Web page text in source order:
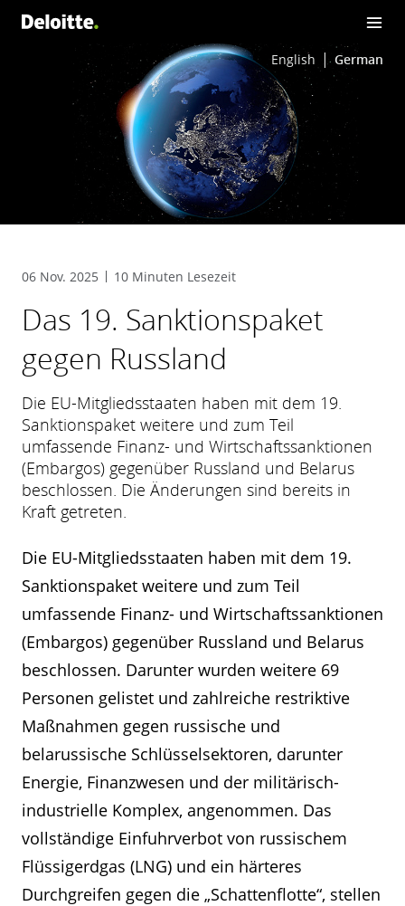
English German
06 Nov. 2025 10 Minuten Lesezeit
Das 19. Sanktionspaket
gegen Russland
Die EU-Mitgliedsstaaten haben mit dem 19.
Sanktionspaket weitere und zum Teil
umfassende Finanz- und Wirtschaftssanktionen
(Embargos) gegenüber Russland und Belarus
beschlossen. Die Änderungen sind bereits in
Kraft getreten.
Die EU-Mitgliedsstaaten haben mit dem 19.
Sanktionspaket weitere und zum Teil
umfassende Finanz- und Wirtschaftssanktionen
(Embargos) gegenüber Russland und Belarus
beschlossen. Darunter wurden weitere 69
Personen gelistet und zahlreiche restriktive
Maßnahmen gegen russische und
belarussische Schlüsselsektoren, darunter
Energie, Finanzwesen und der militärisch-
industrielle Komplex, angenommen. Das
vollständige Einfuhrverbot von russischem
Flüssigerdgas (LNG) und ein härteres
Durchgreifen gegen die „Schattenflotte“, stellen